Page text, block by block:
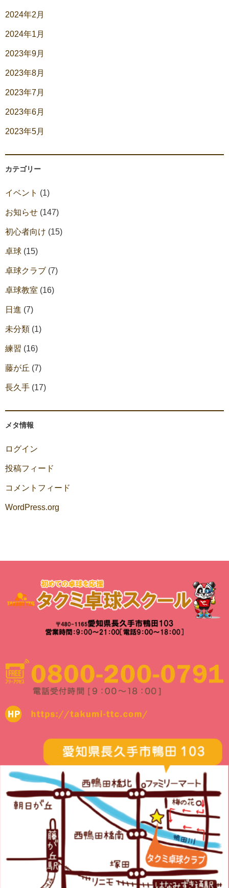
2024年2月
2024年1月
2023年9月
2023年8月
2023年7月
2023年6月
2023年5月
カテゴリー
イベント (1)
お知らせ (147)
初心者向け (15)
卓球 (15)
卓球クラブ (7)
卓球教室 (16)
日進 (7)
未分類 (1)
練習 (16)
藤が丘 (7)
長久手 (17)
メタ情報
ログイン
投稿フィード
コメントフィード
WordPress.org